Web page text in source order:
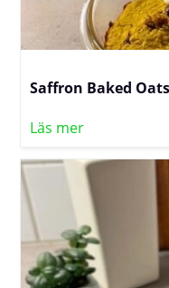
Saffron Baked Oats
Läs mer